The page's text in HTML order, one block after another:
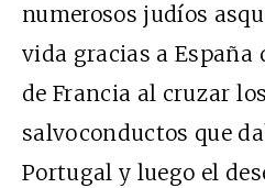
numerosos judíos
vida gracias a España
de Francia al cruzar
salvoconductos que
Portugal y luego el